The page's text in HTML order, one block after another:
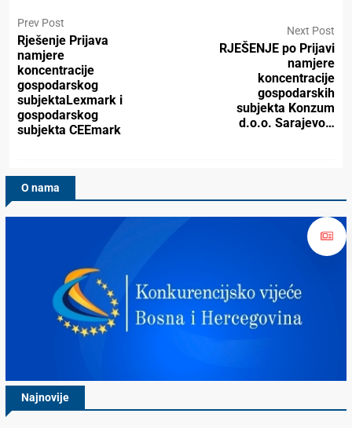
Prev Post
Rješenje Prijava
namjere
koncentracije
gospodarskog
subjektaLexmark i
gospodarskog
subjekta CEEmark
Next Post
RJEŠENJE po Prijavi
namjere
koncentracije
gospodarskih
subjekta Konzum
d.o.o. Sarajevo…
O nama
Najnovije